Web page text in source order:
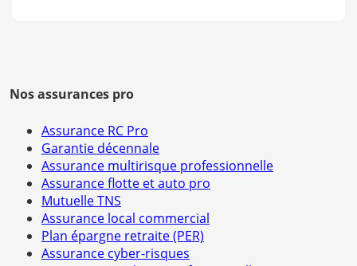
Nos assurances pro
Assurance RC Pro
Garantie décennale
Assurance multirisque professionnelle
Assurance flotte et auto pro
Mutuelle TNS
Assurance local commercial
Plan épargne retraite (PER)
Assurance cyber-risques